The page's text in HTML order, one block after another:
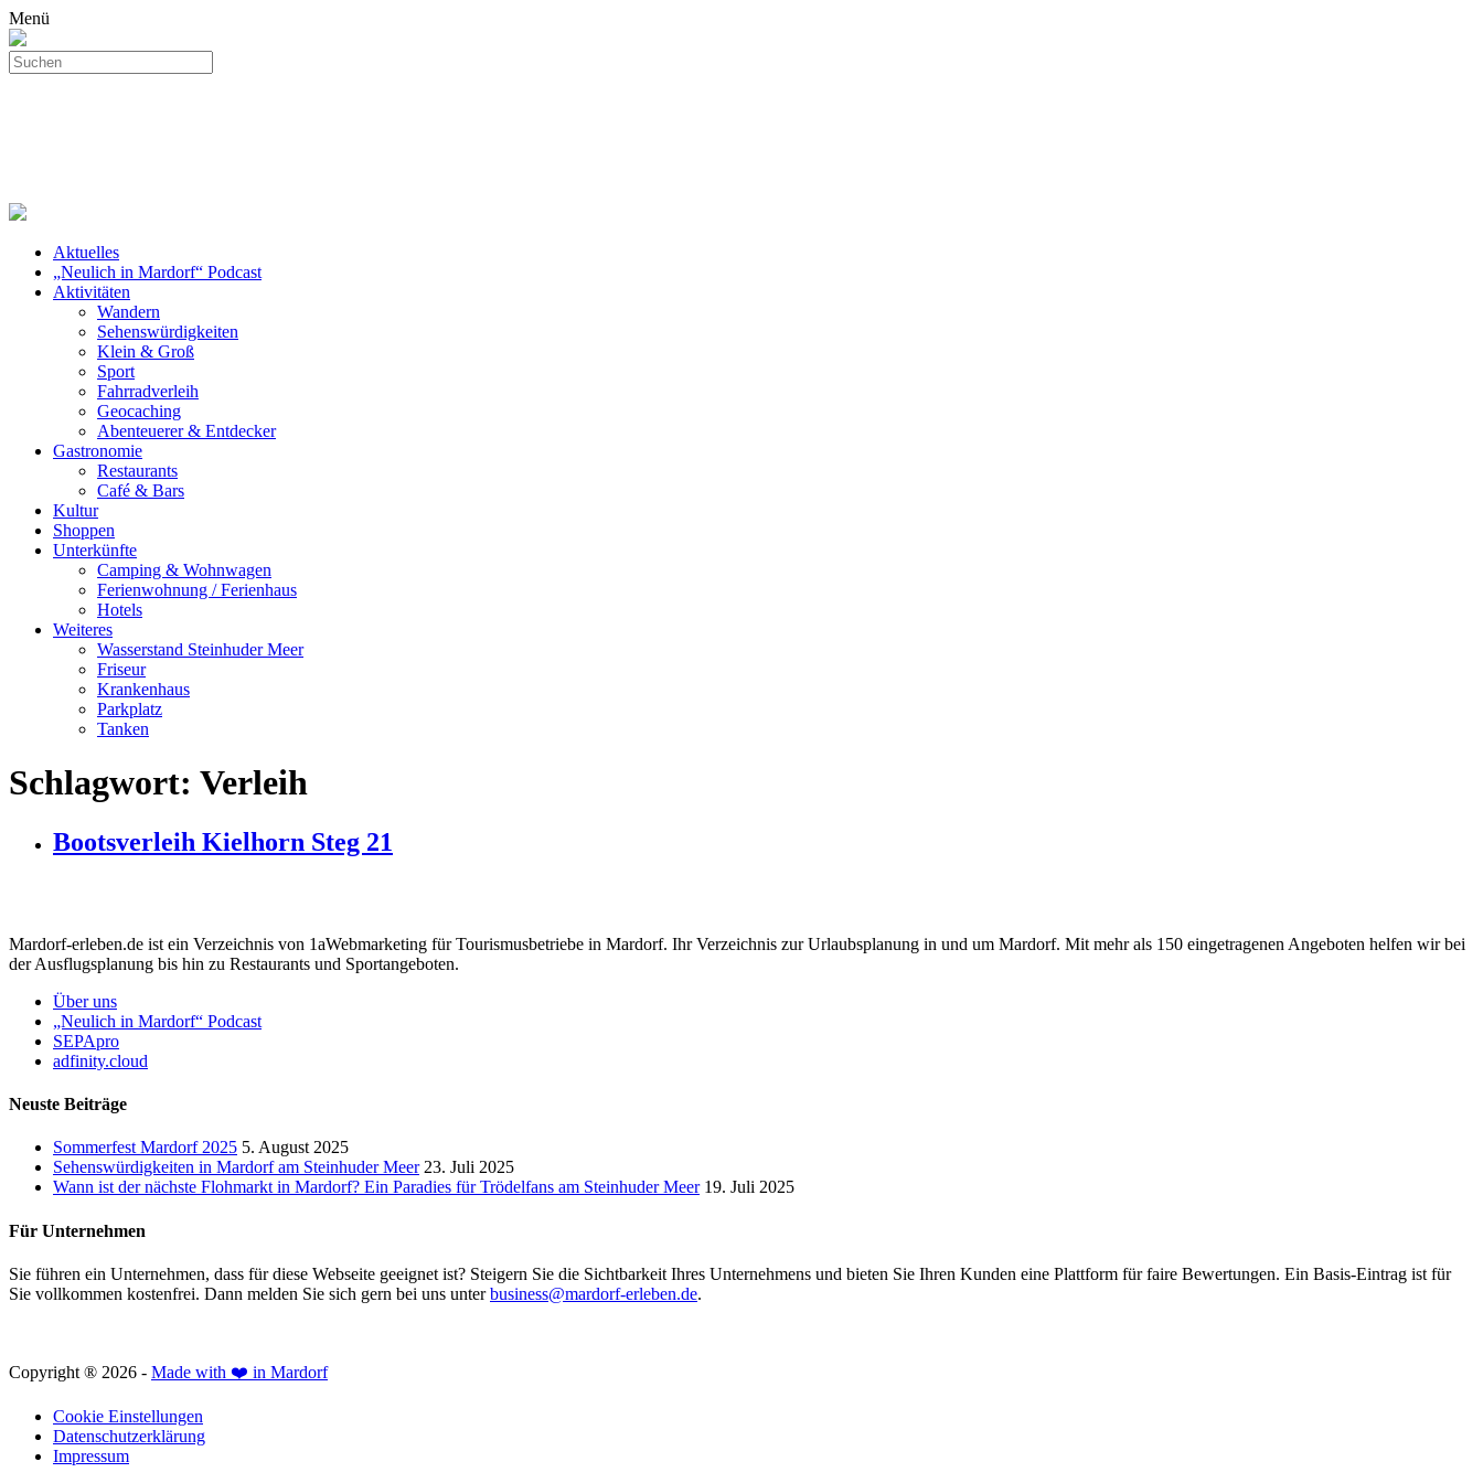
Menü
Aktuelles
„Neulich in Mardorf“ Podcast
Aktivitäten
Wandern
Sehenswürdigkeiten
Klein & Groß
Sport
Fahrradverleih
Geocaching
Abenteuerer & Entdecker
Gastronomie
Restaurants
Café & Bars
Kultur
Shoppen
Unterkünfte
Camping & Wohnwagen
Ferienwohnung / Ferienhaus
Hotels
Weiteres
Wasserstand Steinhuder Meer
Friseur
Krankenhaus
Parkplatz
Tanken
Schlagwort: Verleih
Bootsverleih Kielhorn Steg 21
Mardorf-erleben.de ist ein Verzeichnis von 1aWebmarketing für Tourismusbetriebe in Mardorf. Ihr Verzeichnis zur Urlaubsplanung in und um Mardorf. Mit mehr als 150 eingetragenen Angeboten helfen wir bei
der Ausflugsplanung bis hin zu Restaurants und Sportangeboten.
Über uns
„Neulich in Mardorf“ Podcast
SEPApro
adfinity.cloud
Neuste Beiträge
Sommerfest Mardorf 2025 5. August 2025
Sehenswürdigkeiten in Mardorf am Steinhuder Meer 23. Juli 2025
Wann ist der nächste Flohmarkt in Mardorf? Ein Paradies für Trödelfans am Steinhuder Meer 19. Juli 2025
Für Unternehmen
Sie führen ein Unternehmen, dass für diese Webseite geeignet ist? Steigern Sie die Sichtbarkeit Ihres Unternehmens und bieten Sie Ihren Kunden eine Plattform für faire Bewertungen. Ein Basis-Eintrag ist für
Sie vollkommen kostenfrei. Dann melden Sie sich gern bei uns unterbusiness@mardorf-erleben.de.
Copyright ® 2026 - Made with ❤️ in Mardorf
Cookie Einstellungen
Datenschutzerklärung
Impressum